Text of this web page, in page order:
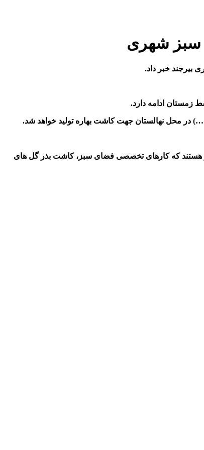
زمستان ادامه دارد.
کرد و اذعان داشت: در نهالستان سازمان، 4 نفر باغبان ماهر مشغول به کار هستند که کارهای تخصصی فضای سبز، کاشت بذر گل های